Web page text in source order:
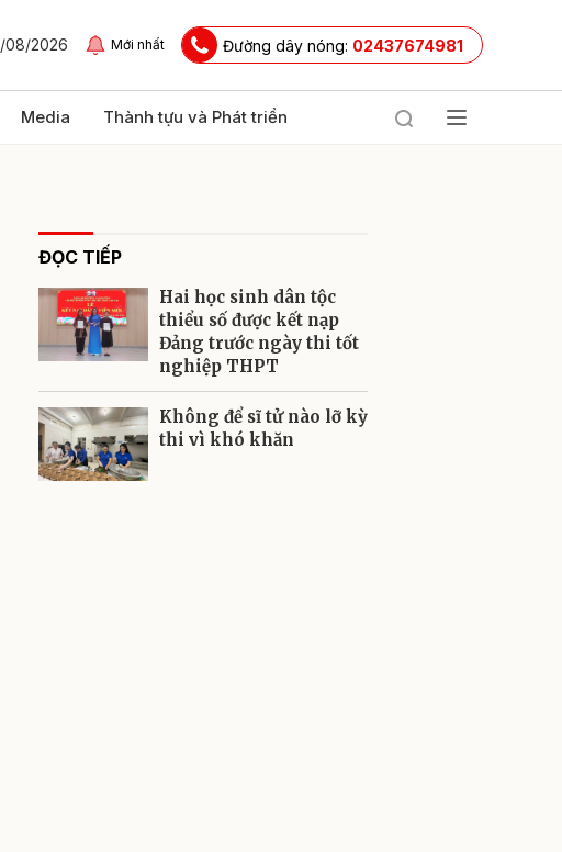
08/2026 Mới nhất Đường dây nóng: 02437674981
Media Thành tựu và Phát triển
ĐỌC TIẾP
Hai học sinh dân tộc
thiểu số được kết nạp
Đảng trước ngày thi tốt
nghiệp THPT
Không để sĩ tử nào lỡ kỳ
thi vì khó khăn
Gửi